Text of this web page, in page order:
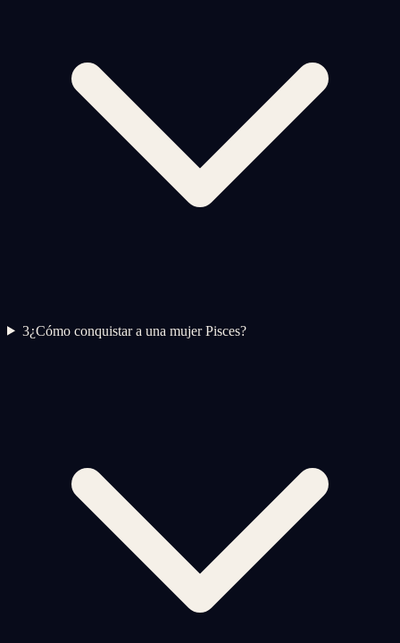
3¿Cómo conquistar a una mujer Pisces?